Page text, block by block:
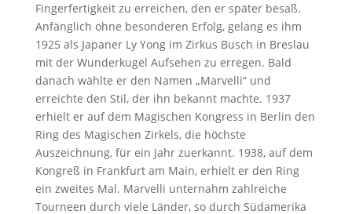
Fingerfertigkeit zu erreichen, den er später besaß.
Anfänglich ohne besonderen Erfolg, gelang es ihm
1925 als Japaner Ly Yong im Zirkus Busch in Breslau
mit der Wunderkugel Aufsehen zu erregen. Bald
danach wählte er den Namen „Marvelli“ und
erreichte den Stil, der ihn bekannt machte. 1937
erhielt er auf dem Magischen Kongress in Berlin den
Ring des Magischen Zirkels, die höchste
Auszeichnung, für ein Jahr zuerkannt. 1938, auf dem
Kongreß in Frankfurt am Main, erhielt er den Ring
ein zweites Mal. Marvelli unternahm zahlreiche
Tourneen durch viele Länder, so durch Südamerika